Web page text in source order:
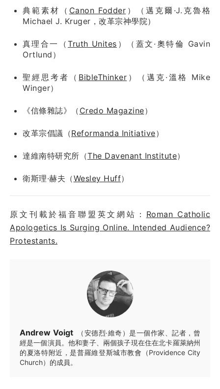
典範素材（ Canon Fodder ）（邁克爾·J.克魯格
Michael J. Kruger，改革宗神學院）
真理合一（Truth Unites ）（蓋文·奧特倫 Gavin
Ortlund）
聖經思考者（ BibleThinker ）（邁克·溫格 Mike
Winger）
《信條雜誌》（ Credo Magazine）
改革宗倡議（Reformanda Initiative）
達維南特研究所（The Davenant Institute）
衛斯理·赫夫（Wesley Huff）
原文刊載於福音聯盟英文網站： Roman Catholic
Apologetics Is Surging Online. Intended Audience?
Protestants.
Andrew Voigt
（安德烈·維奇）是一個作家、記者，曾
經是一個演員。他和妻子、兩個孩子現在住在北卡羅萊納州
的夏洛特附近，是普羅維登斯城市教會（Providence City
Church）的成員。